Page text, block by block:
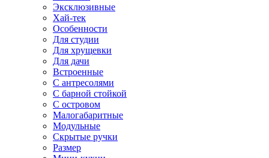
Эксклюзивные
Хай-тек
Особенности
Для студии
Для хрущевки
Для дачи
Встроенные
С антресолями
С барной стойкой
С островом
Малогабаритные
Модульные
Скрытые ручки
Размер